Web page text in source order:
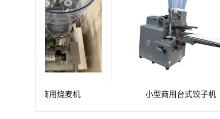
小型商用烧麦机 小型商用台式饺子机